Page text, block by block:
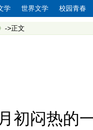
学 世界文学 校园青春
->正文
初闷热的